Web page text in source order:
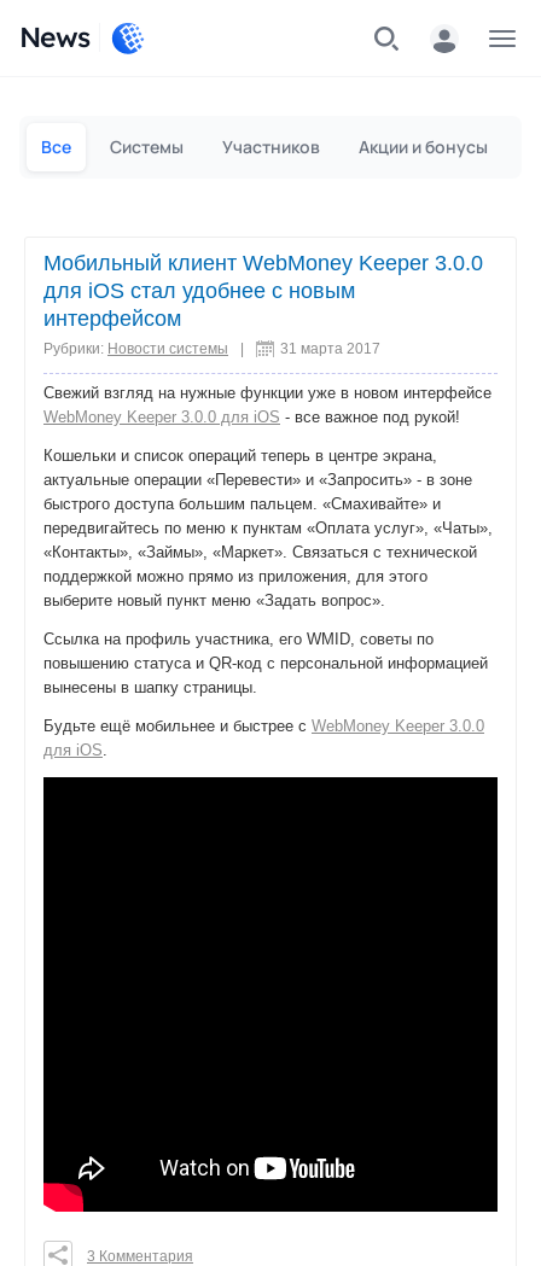
News
Все Системы Участников Акции и бонусы
Мобильный клиент WebMoney Keeper 3.0.0
для iOS стал удобнее с новым
интерфейсом
Рубрики: Новости системы 31 марта 2017
Свежий взгляд на нужные функции уже в новом интерфейсе
WebMoney Keeper 3.0.0 для iOS - все важное под рукой!
Кошельки и список операций теперь в центре экрана,
актуальные операции «Перевести» и «Запросить» - в зоне
быстрого доступа большим пальцем. «Смахивайте» и
передвигайтесь по меню к пунктам «Оплата услуг», «Чаты»,
«Контакты», «Займы», «Маркет». Связаться с технической
поддержкой можно прямо из приложения, для этого
выберите новый пункт меню «Задать вопрос».
Ссылка на профиль участника, его WMID, советы по
повышению статуса и QR-код с персональной информацией
вынесены в шапку страницы.
Будьте ещё мобильнее и быстрее с WebMoney Keeper 3.0.0
для iOS.
0
3 Комментария